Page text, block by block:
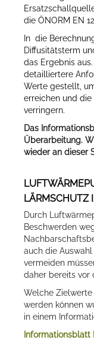
die ÖNORM EN
In die
Diffusitätsterm
das Ergebnis
detailliertere
Werte gestellt,
erreichen und
verringern.
Das
Überarbeitung.
wieder an dieser
LÄRMSCHUTZ
Durch
Beschwerden
auch die
vermeiden
daher bereits vor
Welche
werden können
in einem